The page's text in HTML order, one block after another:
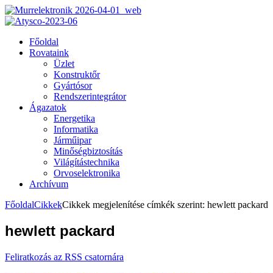
Főoldal
Rovataink
Üzlet
Konstruktőr
Gyártósor
Rendszerintegrátor
Ágazatok
Energetika
Informatika
Járműipar
Minőségbiztosítás
Világítástechnika
Orvoselektronika
Archívum
FőoldalCikkekCikkek megjelenítése címkék szerint: hewlett packard
hewlett packard
Feliratkozás az RSS csatornára